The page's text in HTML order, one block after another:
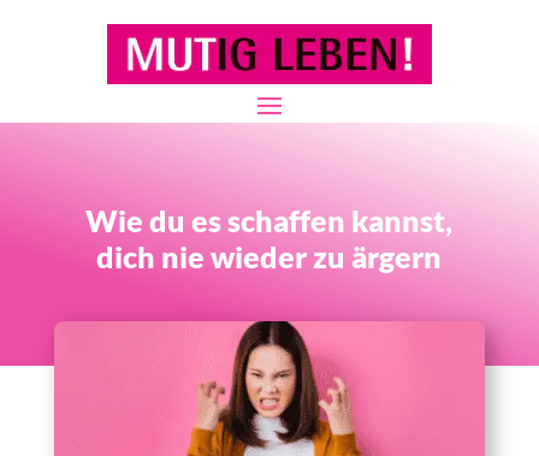
Wie du es schaffen kannst,
dich nie wieder zu ärgern